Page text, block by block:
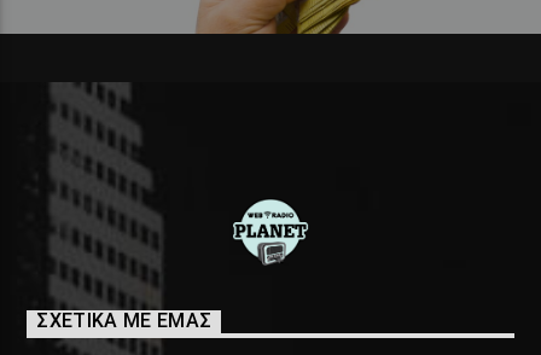
ΣΧΕΤΙΚΑ ΜΕ ΕΜΑΣ